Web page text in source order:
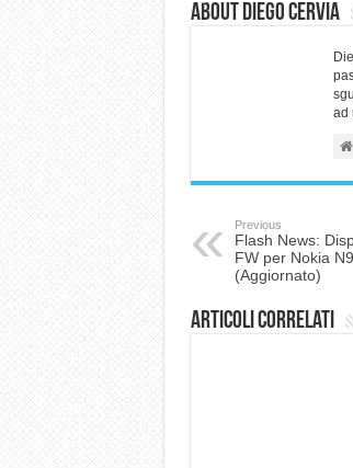
About Diego Cervia
ad
Previous
Flash News:
FW per Nokia
(Aggiornato)
Articoli correlati